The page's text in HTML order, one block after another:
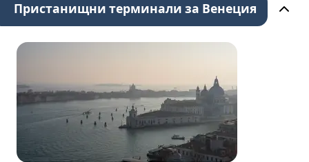
Пристанищни терминали за Венеция